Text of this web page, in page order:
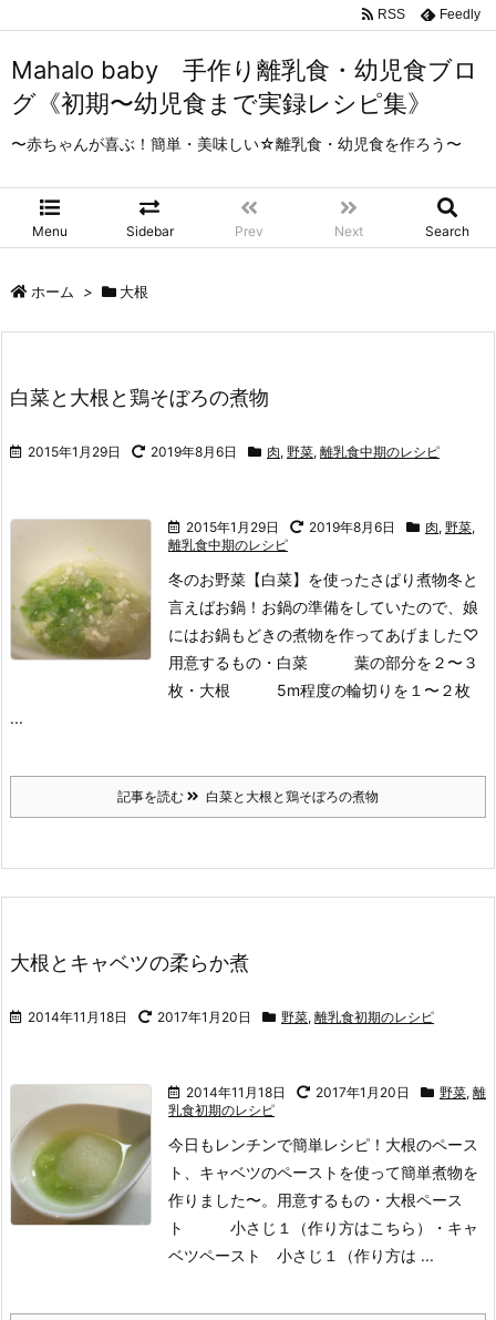
Mahalo baby 手作り離乳食・幼児食ブロ
グ《初期〜幼児食まで実録レシピ集》
〜赤ちゃんが喜ぶ！簡単・美味しい☆離乳食・幼児食を作ろう〜
Menu Sidebar Prev Next Search
RSS Feedly
ホーム > 大根
白菜と大根と鶏そぼろの煮物
2015年1月29日 2019年8月6日 肉, 野菜, 離乳食中期のレシピ
2015年1月29日 2019年8月6日 肉, 野菜,
離乳食中期のレシピ
冬のお野菜【白菜】を使ったさぱり煮物冬と
言えばお鍋！ お鍋の準備をしていたので、娘
にはお鍋もどきの煮物を作ってあげました♡
用意するもの ・白菜 葉の部分を２〜３
枚 ・大根 5m程度の輪切りを１〜２枚
...
記事を読む 白菜と大根と鶏そぼろの煮物
大根とキャベツの柔らか煮
2014年11月18日 2017年1月20日 野菜, 離乳食初期のレシピ
2014年11月18日 2017年1月20日 野菜, 離
乳食初期のレシピ
今日もレンチンで簡単レシピ！ 大根のペース
ト、キャベツのペーストを使って簡単煮物を
作りました〜。
用意するもの ・大根ペース
ト 小さじ１（作り方はこちら）
・キャ
ベツペースト 小さじ１（作り方は ...